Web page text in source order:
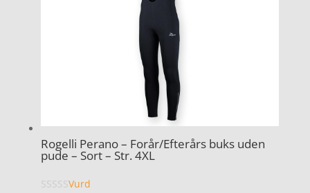
Rogelli Perano – Forår/Efterårs buks uden
pude – Sort – Str. 4XL
Vurd